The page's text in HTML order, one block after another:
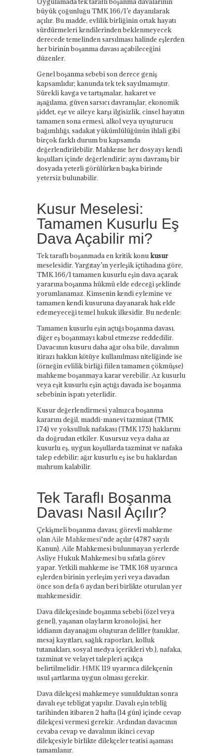
büyük çoğunluğu TMK 166/1’e dayanılarak
açılır. Bu madde, evlilik birliğinin ortak hayatı
sürdürmeleri kendilerinden beklenmeyecek
derecede temelinden sarsılması halinde eşlerden
her birinin boşanma davası açabileceğini
düzenler.
Genel boşanma sebebi son derece geniş
kapsamlıdır; kanunda tek tek sayılmamıştır.
Sürekli kavga ve tartışmalar, hakaret ve
aşağılama, güven sarsıcı davranışlar, ekonomik
şiddet, eşe ve aileye karşı ilgisizlik, cinsel hayatın
tamamen sona ermesi, alkol veya uyuşturucu
bağımlılığı, sadakat yükümlülüğünün ihlali gibi
birçok farklı durum bu kapsamda
değerlendirilebilir. Mahkeme her dosyayı kendi
koşulları içinde değerlendirir; aynı davranış bir
dosyada yeterli görülürken başka birinde
yetersiz bulunabilir.
Kusur Meselesi:
Tamamen Kusurlu Eş
Dava Açabilir mi?
Tek taraflı boşanmada en kritik konukusur
meselesidir. Yargıtay’ın yerleşik içtihadına göre,
TMK 166/1 tamamen kusurlu eşin dava açarak
yararına boşanma hükmü elde edeceği şeklinde
yorumlanamaz. Kimsenin kendi eylemine ve
tamamen kendi kusuruna dayanarak hak elde
edemeyeceği temel hukuk ilkesidir. Bu nedenle:
Tamamen kusurlu eşin açtığı boşanma davası,
diğer eş boşanmayı kabul etmezse reddedilir.
Davacının kusuru daha ağır olsa bile, davalının
itirazı hakkın kötüye kullanılması niteliğinde ise
(örneğin evlilik birliği fiilen tamamen çökmüşse)
mahkeme boşanmaya karar verebilir. Az kusurlu
veya eşit kusurlu eşin açtığı davada ise boşanma
sebebinin ispatı yeterlidir.
Kusur değerlendirmesi yalnızca boşanma
kararını değil, maddi-manevi tazminat (TMK
174) ve yoksulluk nafakası (TMK 175) haklarını
da doğrudan etkiler. Kusursuz veya daha az
kusurlu eş, uygun koşullarda tazminat ve nafaka
talep edebilir; ağır kusurlu eş ise bu haklardan
mahrum kalabilir.
Tek Taraflı Boşanma
Davası Nasıl Açılır?
Çekişmeli boşanma davası, görevli mahkeme
olanAile Mahkemesi‘nde açılır (4787 sayılı
Kanun). Aile Mahkemesi bulunmayan yerlerde
Asliye Hukuk Mahkemesi bu sıfatla görev
yapar. Yetkili mahkeme ise TMK 168 uyarınca
eşlerden birinin yerleşim yeri veya davadan
önce son defa 6 aydan beri birlikte oturulan yer
mahkemesidir.
Dava dilekçesinde boşanma sebebi (özel veya
genel), yaşanan olayların kronolojisi, her
iddianın dayanağını oluşturan deliller (tanıklar,
mesaj kayıtları, sağlık raporları, kolluk
tutanakları, sosyal medya içerikleri vb.), nafaka,
tazminat ve velayet talepleri açıkça
belirtilmelidir. HMK119 uyarınca dilekçenin
usul şartlarına uygun olması gerekir.
Dava dilekçesi mahkemeye sunulduktan sonra
davalı eşe tebligat yapılır. Davalı eşin tebliğ
tarihinden itibaren 2 hafta (14 gün) içinde cevap
dilekçesi vermesi gerekir. Ardından davacının
cevaba cevap ve davalının ikinci cevap
dilekçesiyle birlikte dilekçeler teatisi aşaması
tamamlanır.